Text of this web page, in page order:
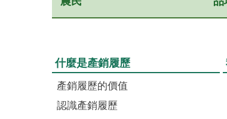
什麼是產銷履歷
產銷履歷的價值
認識產銷履歷